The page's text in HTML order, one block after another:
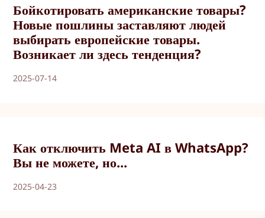
Бойкотировать американские товары?
Новые пошлины заставляют людей
выбирать европейские товары.
Возникает ли здесь тенденция?
2025-07-14
Как отключить Meta AI в WhatsApp?
Вы не можете, но...
2025-04-23